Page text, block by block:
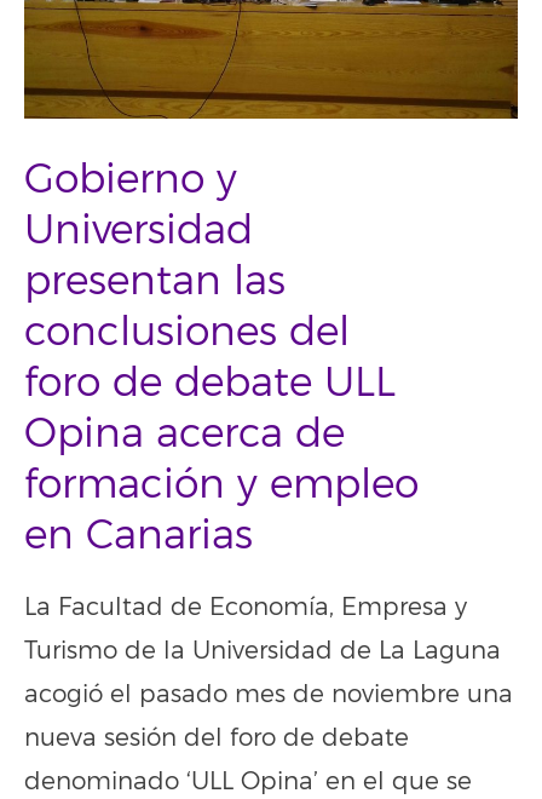
Gobierno y
Universidad
presentan las
conclusiones del
foro de debate ULL
Opina acerca de
formación y empleo
en Canarias
La Facultad de Economía, Empresa y
Turismo de la Universidad de La Laguna
acogió el pasado mes de noviembre una
nueva sesión del foro de debate
denominado ‘ULL Opina’ en el que se